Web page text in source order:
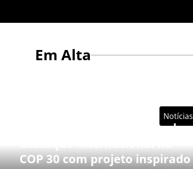
Em Alta
Escola pública do Pará ganha
COP 30 com projeto inspirado
Notícias